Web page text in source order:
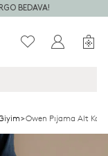
BEDAVA!
>Owen Pıjama Alt